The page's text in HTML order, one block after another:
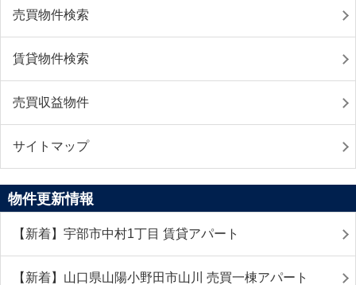
売買物件検索
賃貸物件検索
売買収益物件
サイトマップ
物件更新情報
【新着】宇部市中村1丁目 賃貸アパート
【新着】山口県山陽小野田市山川 売買一棟アパート